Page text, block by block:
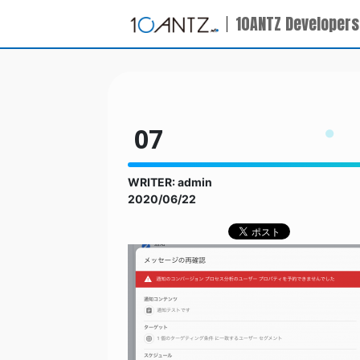
10ANTZ
07
WRITER: admin
2020/06/22